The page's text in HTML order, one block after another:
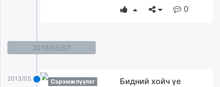
0
2013/05/07
2013/05/07 Сэрэмжлүүлэг
Бидний хойч үе